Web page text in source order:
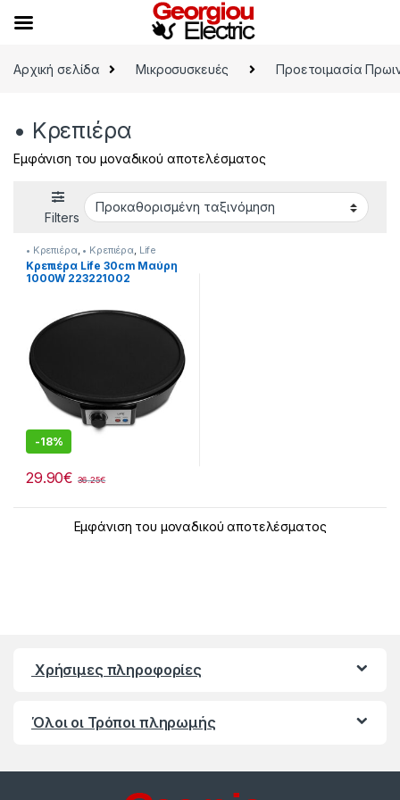
Αρχική σελίδα
Μικροσυσκευές Προετοιμασία
• Κρεπιέρα
Εμφάνιση του μοναδικού αποτελέσματος
Filters
• Κρεπιέρα, • Κρεπιέρα, Life
Κρεπιέρα Life 30cm Μαύρη
1000W 223221002
-18%
29.90€ 36.25€
Εμφάνιση του μοναδικού αποτελέσματος
Χρήσιμες πληροφορίες
Όλοι οι Τρόποι πληρωμής